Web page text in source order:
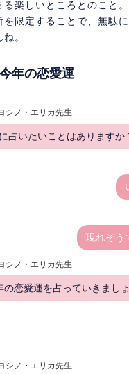
楽しいところとのこと。
を限定することで、無駄
。
年の恋愛運
シノ・エリカ先生
占いたいことはありますか
現れそう
シノ・エリカ先生
の恋愛運を占っていきまし
シノ・エリカ先生